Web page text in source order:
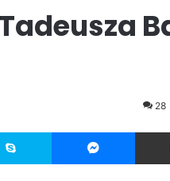
28
Skype Messenger